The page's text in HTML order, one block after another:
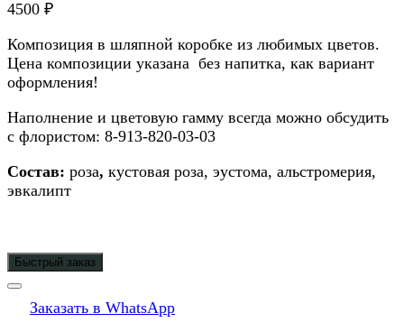
4500 ₽
Композиция в шляпной коробке из любимых цветов.
Цена композиции указана без напитка, как вариант
оформления!
Наполнение и цветовую гамму всегда можно обсудить
с флористом: 8-913-820-03-03
Состав: роза, кустовая роза, эустома, альстромерия,
эвкалипт
Быстрый заказ
Заказать в WhatsApp